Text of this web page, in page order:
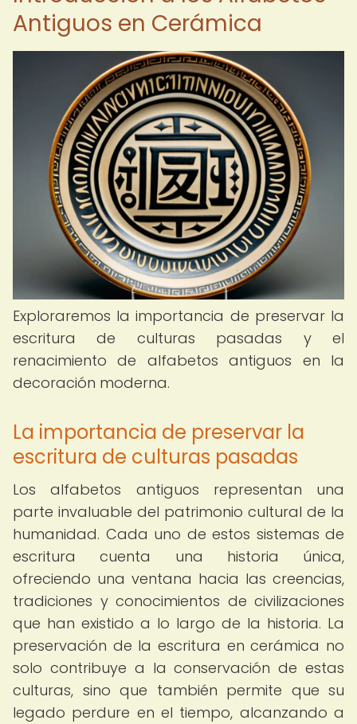
Antiguos en Cerámica
Exploraremos la importancia de preservar la
escritura de culturas pasadas y el
renacimiento de alfabetos antiguos en la
decoración moderna.
La importancia de preservar la
escritura de culturas pasadas
Los alfabetos antiguos representan una
parte invaluable del patrimonio cultural de la
humanidad. Cada uno de estos sistemas de
escritura cuenta una historia única,
ofreciendo una ventana hacia las creencias,
tradiciones y conocimientos de civilizaciones
que han existido a lo largo de la historia. La
preservación de la escritura en cerámica no
solo contribuye a la conservación de estas
culturas, sino que también permite que su
legado perdure en el tiempo, alcanzando a